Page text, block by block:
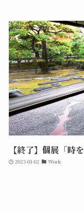
【終了】個展「時
2023-01-02 Work